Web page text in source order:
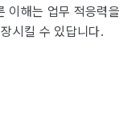
이해는 업무 적응력을
시킬 수 있답니다.